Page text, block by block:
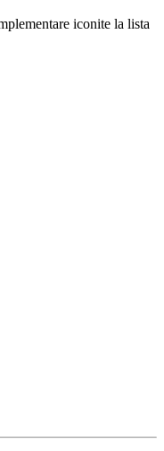
iconite la lista